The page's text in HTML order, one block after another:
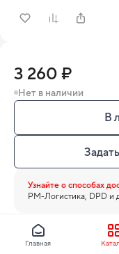
3 260 ₽
Нет в наличии
В
Узнайте о способах
PM-Логистика, DPD и
Главная